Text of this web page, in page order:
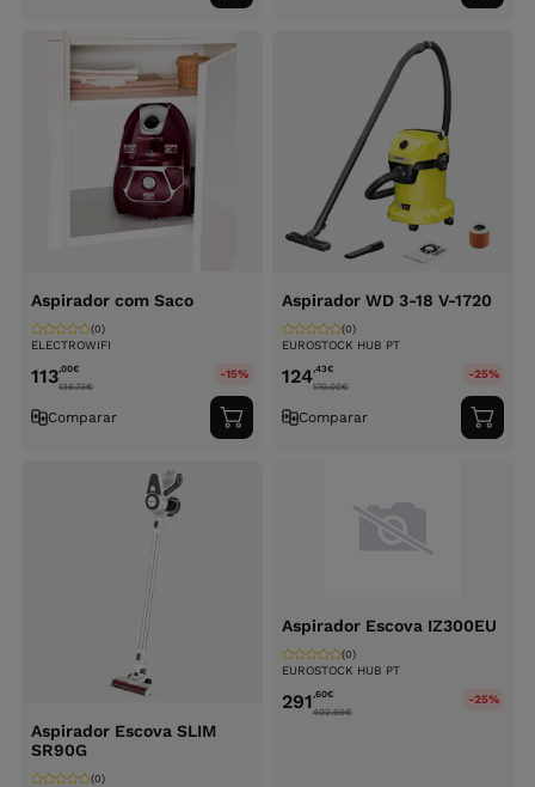
ao
ao
Aspirador com Saco
ELECTROWIFI
(0)
113,00€
136.73€
-15%
Comparar
Adicionar
ao
Aspirador WD 3-18 V-1720
EUROSTOCK HUB PT
(0)
124,43€
170.00€
-25%
Comparar
ao
Aspirador Escova SLIM
SR90G
(0)
Aspirador Escova IZ300EU
EUROSTOCK HUB PT
(0)
291 ,60€
402.99€
-25%